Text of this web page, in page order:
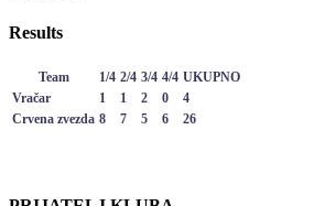
Results
Team 1/4 2/4 3/4 4/4 UKUPNO
Vračar
1 1 2 0
4
Crvena zvezda 8 7 5 6 26